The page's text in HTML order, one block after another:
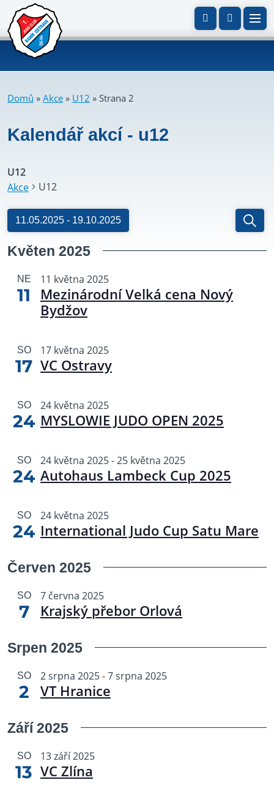
Domů » Akce » U12 » Strana 2
Kalendář akcí - u12
U12
Akce
U12
Akce
pro
11.05.2025 - 19.10.2025
datum.
Květen 2025
NE
11
Mezinárodní Velká cena Nový
Bydžov
11 května 2025
SO
17 VC Ostravy
17 května 2025
SO
24 MYSLOWIE JUDO OPEN 2025
24 května 2025
SO
24 Autohaus Lambeck Cup 2025
24 května 2025-25 května 2025
SO
24 International Judo Cup Satu Mare
24 května 2025
Červen 2025
SO
7 Krajský přebor Orlová
7 června 2025
Srpen 2025
SO
2 VT Hranice
2 srpna 2025-7 srpna 2025
Září 2025
SO
13 VC Zlína
13 září 2025